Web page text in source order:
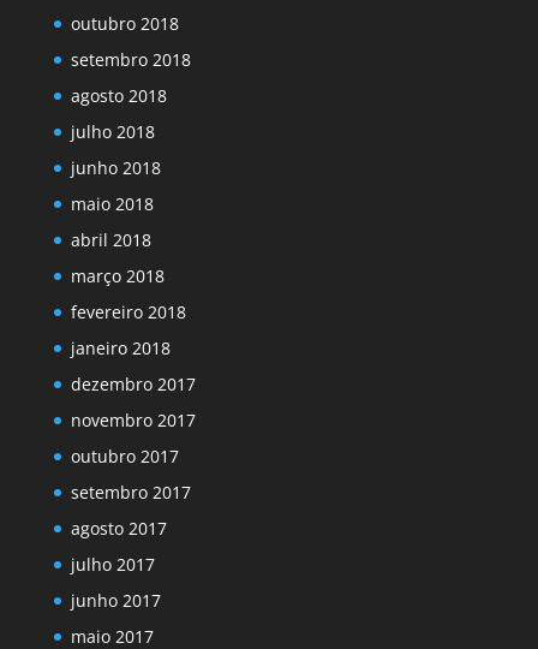
outubro 2018
setembro 2018
agosto 2018
julho 2018
junho 2018
maio 2018
abril 2018
março 2018
fevereiro 2018
janeiro 2018
dezembro 2017
novembro 2017
outubro 2017
setembro 2017
agosto 2017
julho 2017
junho 2017
maio 2017